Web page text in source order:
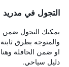
التجول في مدريد
يمكنك التجول ضمن
والمتوجه بطرق
او ضمن الحافلة
دليل سياحي.